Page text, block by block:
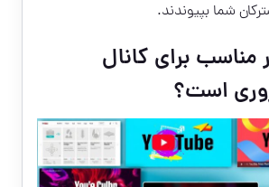
شما بپیوندند.
مناسب برای کانال
است؟